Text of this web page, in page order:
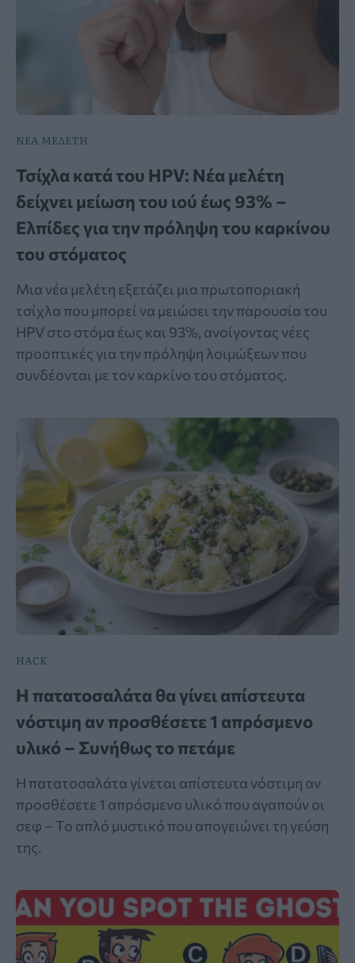
ΝΕΑ ΜΕΛΕΤΗ
Τσίχλα κατά του HPV: Νέα μελέτη
δείχνει μείωση του ιού έως 93% –
Ελπίδες για την πρόληψη του καρκίνου
του στόματος
Μια νέα μελέτη εξετάζει μια πρωτοποριακή
τσίχλα που μπορεί να μειώσει την παρουσία του
HPV στο στόμα έως και 93%, ανοίγοντας νέες
προοπτικές για την πρόληψη λοιμώξεων που
συνδέονται με τον καρκίνο του στόματος.
HACK
Η πατατοσαλάτα θα γίνει απίστευτα
νόστιμη αν προσθέσετε 1 απρόσμενο
υλικό – Συνήθως το πετάμε
Η πατατοσαλάτα γίνεται απίστευτα νόστιμη αν
προσθέσετε 1 απρόσμενο υλικό που αγαπούν οι
σεφ – Το απλό μυστικό που απογειώνει τη γεύση
της.